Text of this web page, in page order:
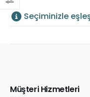
Seçiminizle
Müşteri Hizmetleri